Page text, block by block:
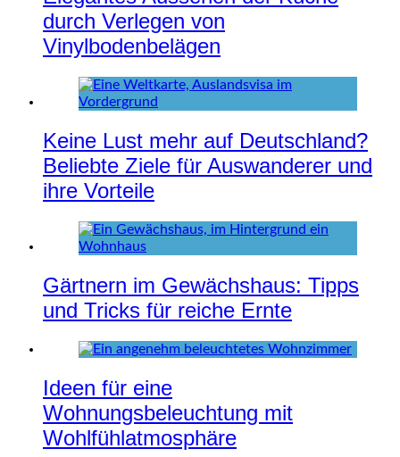
durch Verlegen von
Vinylbodenbelägen
Keine Lust mehr auf Deutschland?
Beliebte Ziele für Auswanderer und
ihre Vorteile
Gärtnern im Gewächshaus: Tipps
und Tricks für reiche Ernte
Ideen für eine
Wohnungsbeleuchtung mit
Wohlfühlatmosphäre